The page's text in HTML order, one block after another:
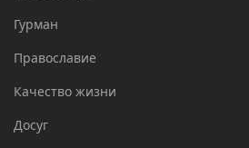
Гурман
Православие
Качество жизни
Досуг